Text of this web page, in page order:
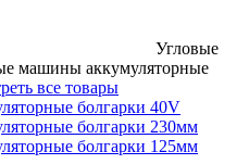
Угловые
машины аккумуляторные
все товары
болгарки 40V
болгарки 230мм
болгарки 125мм